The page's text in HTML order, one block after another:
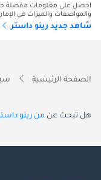
احصل على معلومات مفصلة
والمواصفات والميزات في
شاهد جديد رينو داستر
الصفحة الرئيسية
هل تبحث عن من رينو